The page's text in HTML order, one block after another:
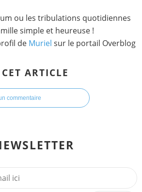
ou les tribulations quotidiennes
simple et heureuse !
de Muriel sur le portail Overblog
ARTICLE
commentaire